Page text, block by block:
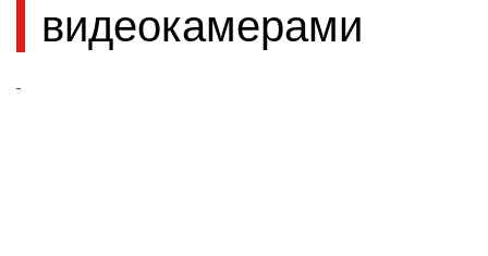
видеокамерами